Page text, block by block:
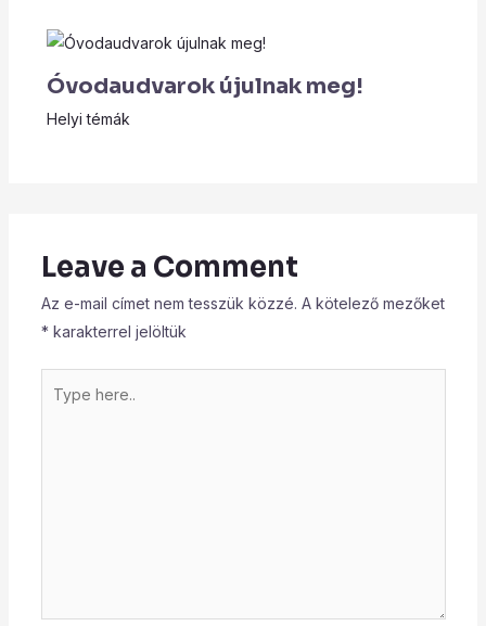
Óvodaudvarok újulnak meg!
Helyi témák
Leave a Comment
Az e-mail címet nem tesszük közzé. A kötelező mezőket
* karakterrel jelöltük
here..